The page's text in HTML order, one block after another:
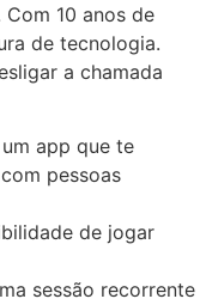
10 anos de
de tecnologia.
a chamada
app que te
pessoas
de jogar
sessão recorrente